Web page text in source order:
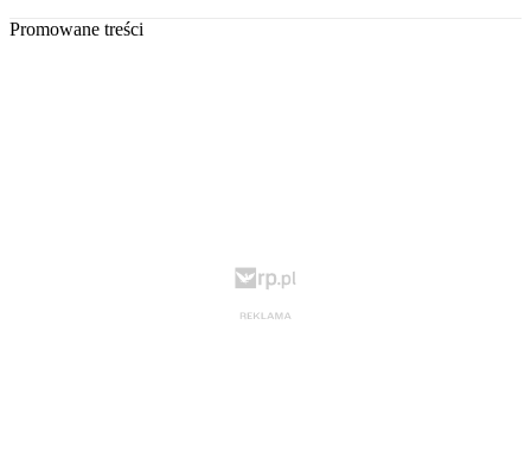
Promowane treści